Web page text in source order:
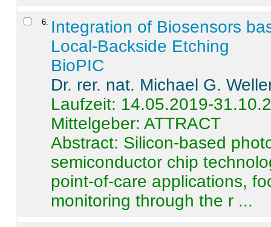
6
Integration of Biosensors
Local-Backside Etching
BioPIC
Dr. rer. nat. Michael G.
Laufzeit: 14.05.2019-
Mittelgeber: ATTRACT
Abstract: Silicon-based
semiconductor chip
point-of-care applications,
monitoring through the r ...